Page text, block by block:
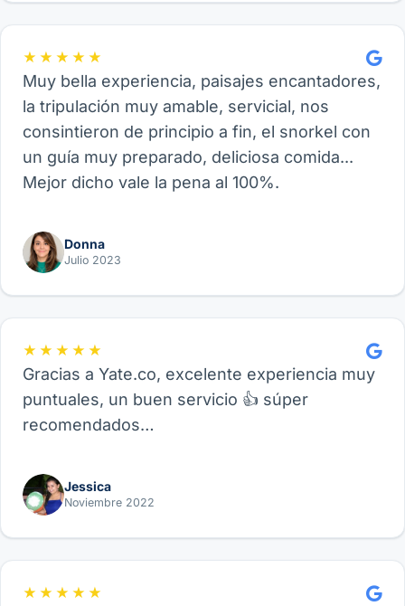
★★★★★
Muy bella experiencia, paisajes encantadores,
la tripulación muy amable, servicial, nos
consintieron de principio a fin, el snorkel con
un guía muy preparado, deliciosa comida...
Mejor dicho vale la pena al 100%.
Donna
Julio 2023
★★★★★
Gracias a Yate.co, excelente experiencia muy
puntuales, un buen servicio 👍 súper
recomendados…
Jessica
Noviembre 2022
★★★★★